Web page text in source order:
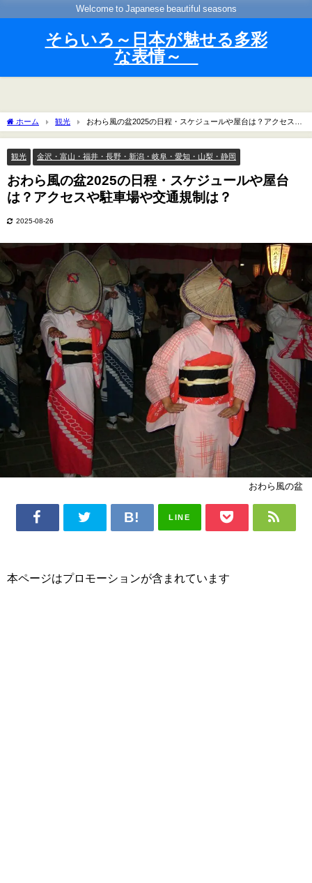
Welcome to Japanese beautiful seasons
そらいろ～日本が魅せる多彩
な表情～
ホーム 観光
おわら風の盆2025の日程・スケジュールや屋台は？アクセスや
駐車場や交通規制は？
観光 金沢・富山・福井・長野・新潟・岐阜・愛知・山梨・静岡
おわら風の盆2025の日程・スケジュールや屋台
は？アクセスや駐車場や交通規制は？
2025-08-26
おわら風の盆
LINE
本ページはプロモーションが含まれています